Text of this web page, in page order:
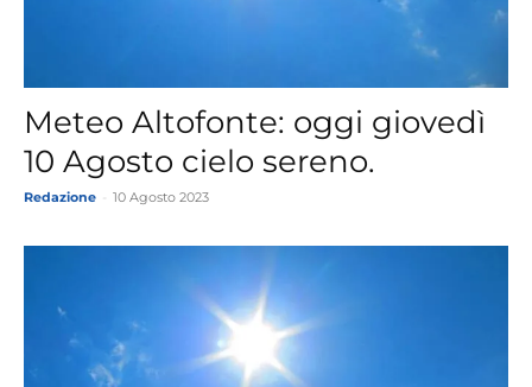
Meteo Altofonte: oggi giovedì
10 Agosto cielo sereno.
Redazione 10 Agosto 2023